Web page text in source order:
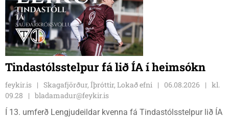
Tindastólsstelpur fá lið ÍA í heimsókn
feykir.is Skagafjörður, Íþróttir, Lokað efni 06.08.2026
kl.
09.28
bladamadur@feykir.is
Í 13. umferð Lengjudeildar kvenna fá Tindastólsstelpur lið ÍA